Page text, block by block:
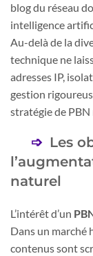
blog du réseau
intelligence
Au-delà de la
technique ne
adresses IP,
gestion
stratégie de
Les
naturel
L’intérêt d’un
Dans un marché
contenus sont